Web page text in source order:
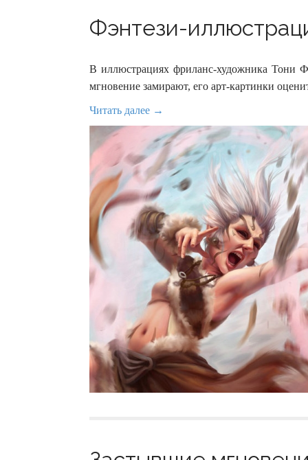
Фэнтези-
В иллюстрациях фриланс-художника Тони
мгновение замирают, его арт-картинки
Читать далее →